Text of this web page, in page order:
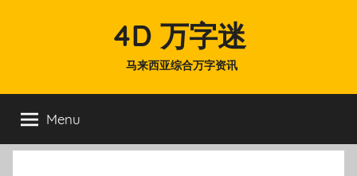
4D 万字迷
马来西亚综合万字资讯
Menu